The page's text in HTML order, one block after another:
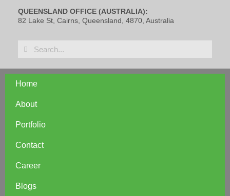
QUEENSLAND OFFICE (AUSTRALIA):
82 Lake St, Cairns, Queensland, 4870, Australia
Home
About
Portfolio
Contact
Career
Blogs